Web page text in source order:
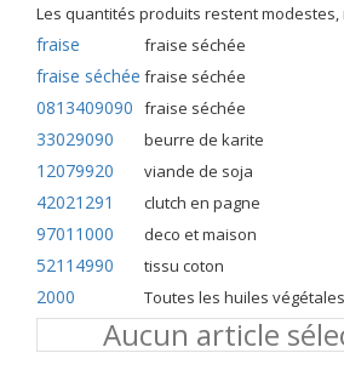
Les quantités produits restent modestes, mais cette plante présente malgré tout de nombreuses qualités. Elle est utilisé dans l'alimentation humaine et entre dans la préparation de nombreuses
fraise fraise séchée
fraise séchée fraise séchée
0813409090 fraise séchée
33029090 beurre de karite
12079920 viande de soja
42021291 clutch en pagne
97011000 deco et maison
52114990 tissu coton
2000 Toutes les huiles végétales issues
Aucun article